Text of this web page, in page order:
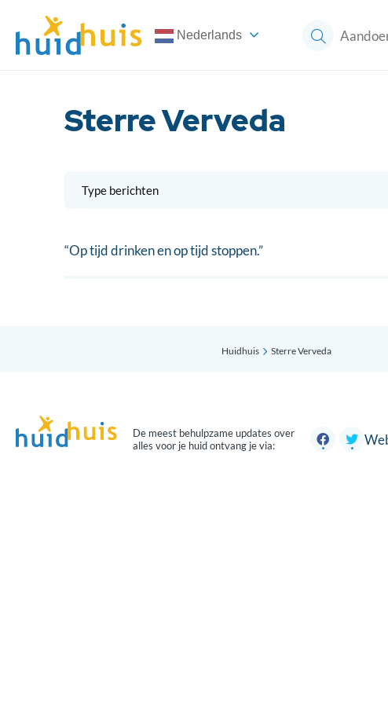
Nederlands
Type berichten
Sterre Verveda
“Op tijd drinken en op tijd stoppen.”
Huidhuis Sterre Verveda
De meest behulpzame updates over
alles voor je huid ontvang je via: